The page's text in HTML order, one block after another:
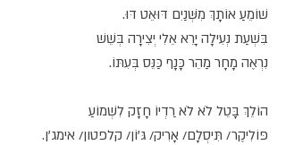
שׁוֹמֵעַ אוֹתָךְ מִשְּׁנַיִם דּוּאֵט דּוּ.
בִּשְׁעַת נְעִילָה יָרֵא אֵלִי יְצִירָה בְּשֵׁשׁ
נִרְאֶה מָחָר מַהֵר כָּנָף כַּנֵּס בְּעִתּוֹ.
הוֹלֵךְ בָּטֵל לֹא לֹא רַדְיוֹ חָזָק לִשְׁמוֹעַ
פּוֹלִיקֶר/ תִּיסְלָם/ אָרִיק/ גּ'וֹן/ קלפטון/ אימג'ן.